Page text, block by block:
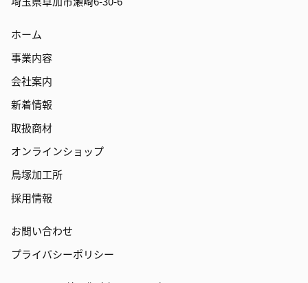
ホーム
事業内容
会社案内
新着情報
取扱商材
オンラインショップ
鳥塚加工所
採用情報
お問い合わせ
プライバシーポリシー